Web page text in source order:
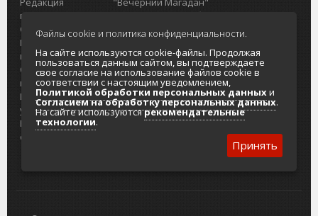
портала
О проекте
Реклама на
портале
Отзывы и
предложения
Интернет-
услуги
Разработка
сайтов
Городская доска объявлений
Главный туристический портал
Колымы
Политика в отношении обработки
персональных данных
Согласие на обработку персональных
данных
Файлы cookie и политика конфиденциальности.
На сайте используются cookie-файлы. Продолжая
пользоваться данным сайтом, вы подтверждаете
свое согласие на использование файлов cookie в
соответствии с настоящим уведомлением,
Политикой обработки персональных данныхи
Согласием на обработку персональных данных.
На сайте используютсярекомендательные
технологии.
Принять